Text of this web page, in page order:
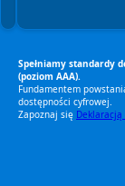
Spełniamy standardy
(poziom AAA).
Fundamentem
dostępności cyfrowej.
Zapoznaj się